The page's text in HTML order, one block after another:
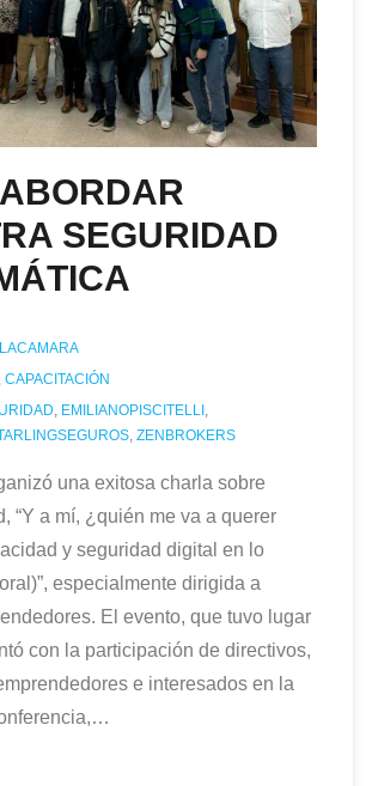
SEGURIDAD
LACAMARA
, CAPACITACIÓN
, EMILIANOPISCITELLI ,
, ZENBROKERS
una exitosa charla sobre
“Y a mí, ¿quién me va a querer
y seguridad digital en lo
especialmente dirigida a
El evento, que tuvo lugar
con la participación de directivos,
e interesados en la
…